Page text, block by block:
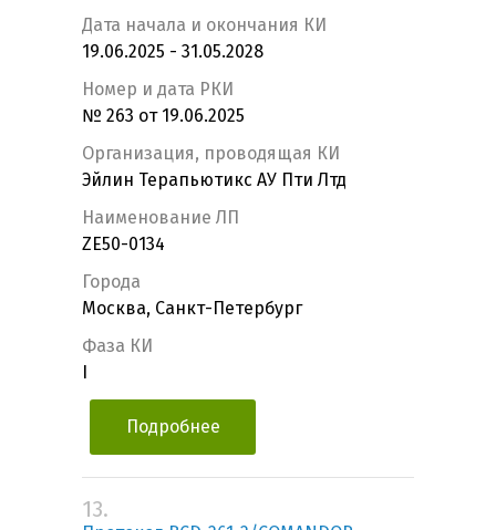
Дата начала и окончания КИ
19.06.2025 - 31.05.2028
Номер и дата РКИ
№ 263 от 19.06.2025
Организация, проводящая КИ
Эйлин Терапьютикс АУ Пти Лтд
Наименование ЛП
ZE50-0134
Города
Москва, Санкт-Петербург
Фаза КИ
Подробнее
13.